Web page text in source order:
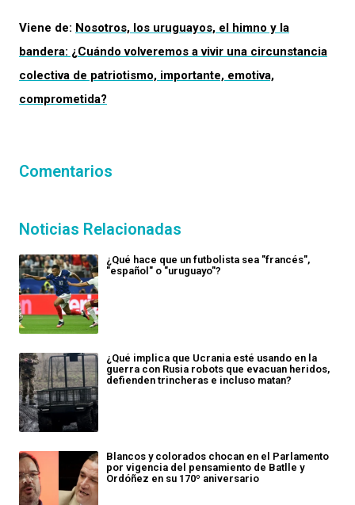
Viene de: Nosotros, los uruguayos, el himno y la
bandera: ¿Cuándo volveremos a vivir una circunstancia
colectiva de patriotismo, importante, emotiva,
comprometida?
Comentarios
Noticias Relacionadas
¿Qué hace que un futbolista sea "francés",
"español" o "uruguayo"?
¿Qué implica que Ucrania esté usando en la
guerra con Rusia robots que evacuan heridos,
defienden trincheras e incluso matan?
Blancos y colorados chocan en el Parlamento
por vigencia del pensamiento de Batlle y
Ordóñez en su 170º aniversario